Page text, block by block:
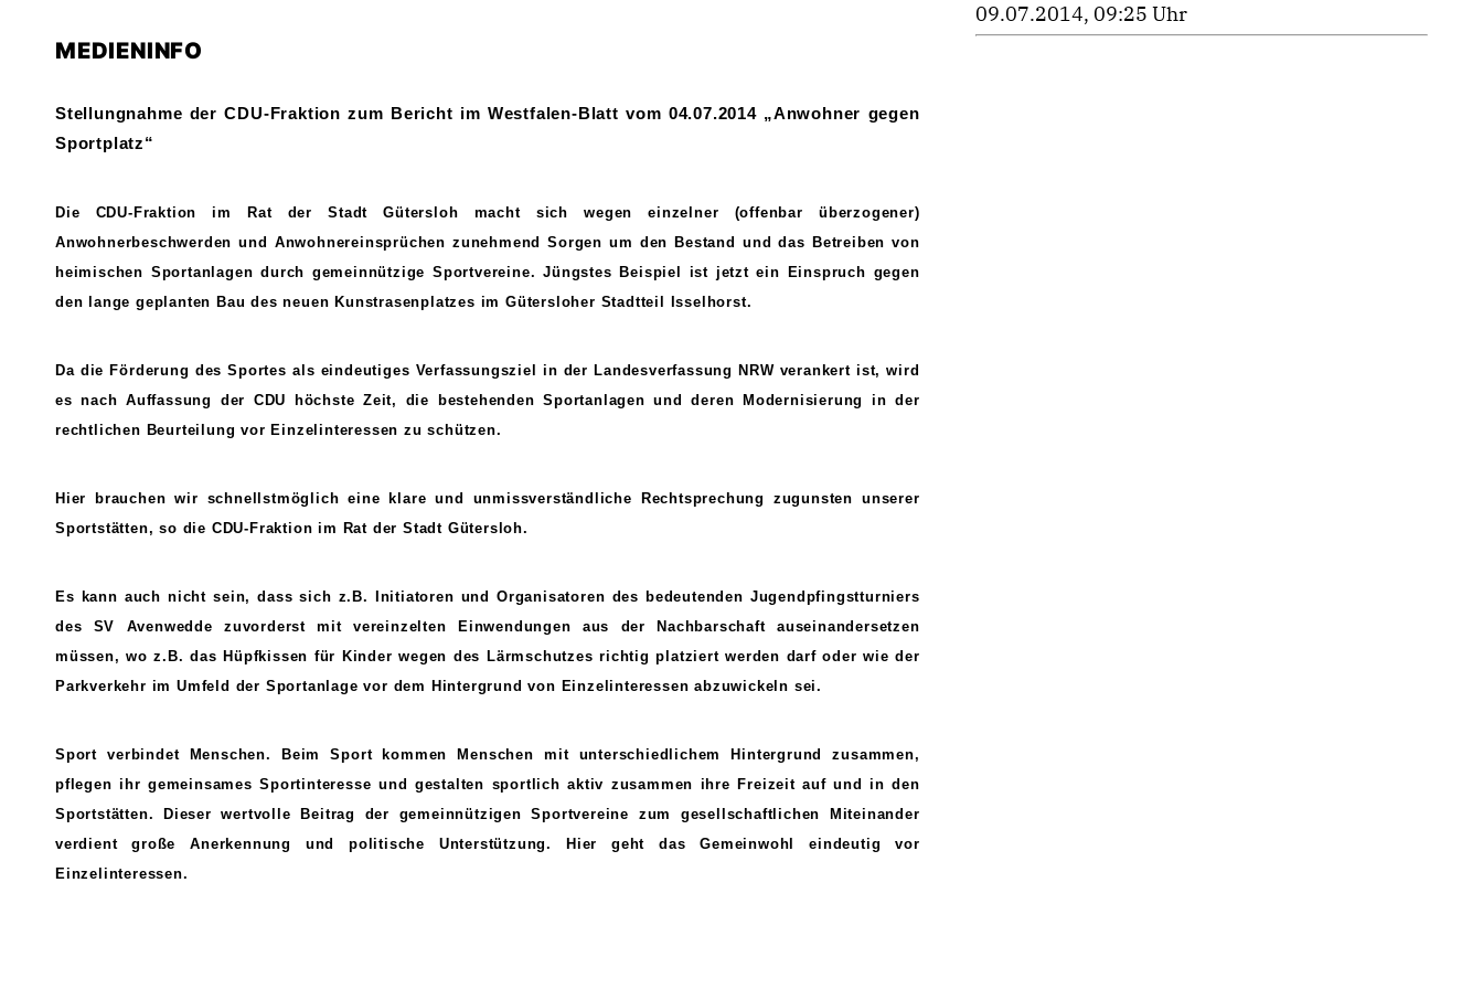
MEDIENINFO
Stellungnahme der CDU-Fraktion zum Bericht im Westfalen-Blatt vom 04.07.2014 „Anwohner gegen
Sportplatz“
Die CDU-Fraktion im Rat der Stadt Gütersloh macht sich wegen einzelner (offenbar überzogener)
Anwohnerbeschwerden und Anwohnereinsprüchen zunehmend Sorgen um den Bestand und das Betreiben von
heimischen Sportanlagen durch gemeinnützige Sportvereine. Jüngstes Beispiel ist jetzt ein Einspruch gegen
den lange geplanten Bau des neuen Kunstrasenplatzes im Gütersloher Stadtteil Isselhorst.
Da die Förderung des Sportes als eindeutiges Verfassungsziel in der Landesverfassung NRW verankert ist, wird
es nach Auffassung der CDU höchste Zeit, die bestehenden Sportanlagen und deren Modernisierung in der
rechtlichen Beurteilung vor Einzelinteressen zu schützen.
Hier brauchen wir schnellstmöglich eine klare und unmissverständliche Rechtsprechung zugunsten unserer
Sportstätten, so die CDU-Fraktion im Rat der Stadt Gütersloh.
Es kann auch nicht sein, dass sich z.B. Initiatoren und Organisatoren des bedeutenden Jugendpfingstturniers
des SV Avenwedde zuvorderst mit vereinzelten Einwendungen aus der Nachbarschaft auseinandersetzen
müssen, wo z.B. das Hüpfkissen für Kinder wegen des Lärmschutzes richtig platziert werden darf oder wie der
Parkverkehr im Umfeld der Sportanlage vor dem Hintergrund von Einzelinteressen abzuwickeln sei.
Sport verbindet Menschen. Beim Sport kommen Menschen mit unterschiedlichem Hintergrund zusammen,
pflegen ihr gemeinsames Sportinteresse und gestalten sportlich aktiv zusammen ihre Freizeit auf und in den
Sportstätten. Dieser wertvolle Beitrag der gemeinnützigen Sportvereine zum gesellschaftlichen Miteinander
verdient große Anerkennung und politische Unterstützung. Hier geht das Gemeinwohl eindeutig vor
Einzelinteressen.
09.07.2014, 09:25 Uhr